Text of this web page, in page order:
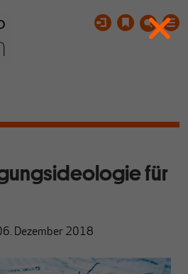
für
Dezember 2018